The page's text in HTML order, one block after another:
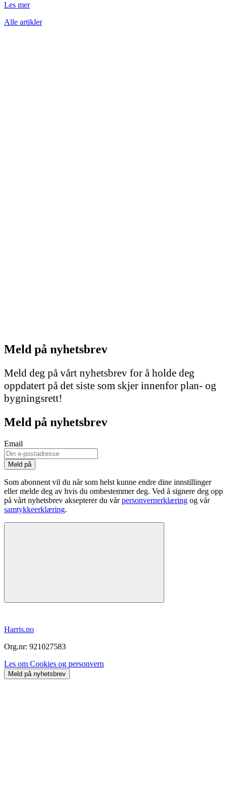
Les mer
Alle artikler
Meld på nyhetsbrev
Meld deg på vårt nyhetsbrev for å holde deg
oppdatert på det siste som skjer innenfor plan- og
bygningsrett!
Meld på nyhetsbrev
Email
Som abonnent vil du når som helst kunne endre dine innstillinger
eller melde deg av hvis du ombestemmer deg. Ved å signere deg opp
på vårt nyhetsbrev aksepterer du vårpersonvernerklæring og vår
samtykkeerklæring.
Harris.no
Org.nr: 921027583
Les om Cookies og personvern
Meld på nyhetsbrev